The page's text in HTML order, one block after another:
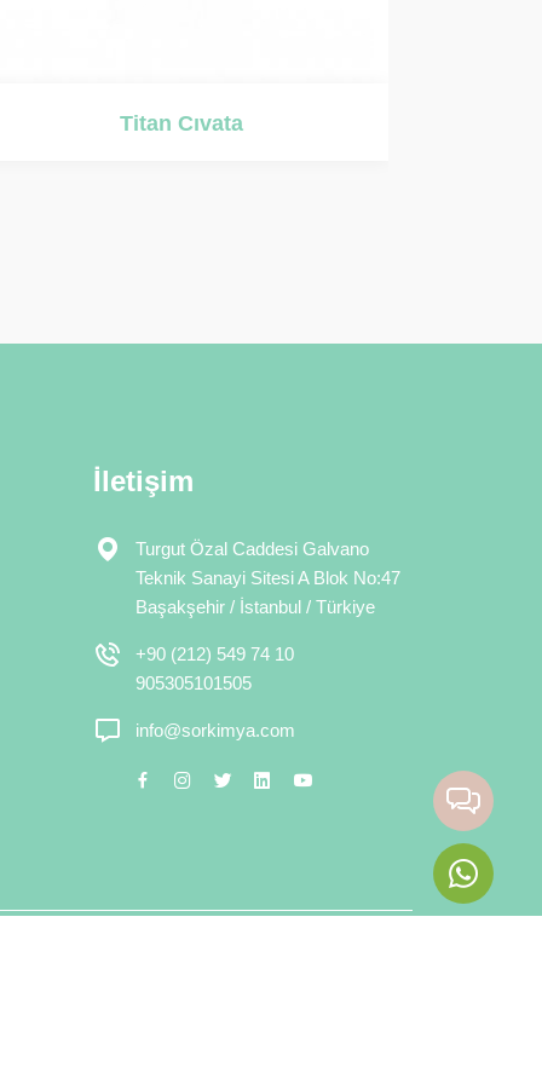
Termostat
İletişim
Turgut Özal Caddesi Galvano
Teknik Sanayi Sitesi A Blok No:47
Başakşehir / İstanbul / Türkiye
+90 (212) 549 74 10
905305101505
info@sorkimya.com